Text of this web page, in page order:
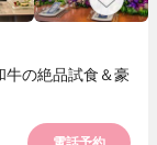
牛の絶品試食＆豪